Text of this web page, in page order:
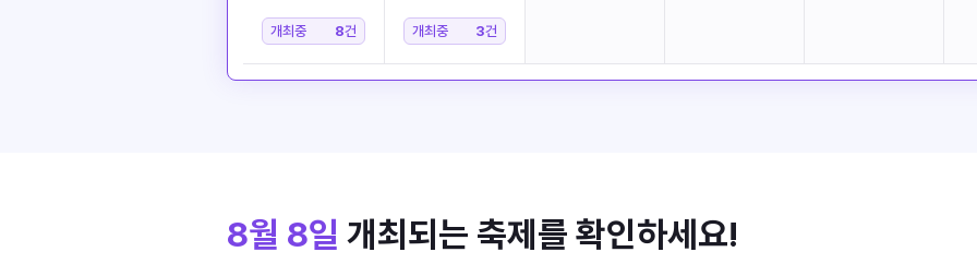
개최중 8건 개최중 3건
8월 8일 개최되는 축제를 확인하세요!